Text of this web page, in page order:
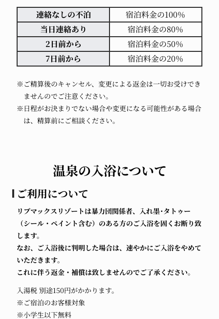
連絡なしの不泊
宿泊料金の100％
当日連絡あり
宿泊料金の80％
2日前から
宿泊料金の50％
7日前から
宿泊料金の20％
※ご精算後のキャンセル、変更による返金は一切お受けでき
ませんのでご注意ください。
※日程がお決まりでない場合や変更になる可能性がある場合
は、精算前にご相談ください。
温泉の入浴について
ご利用について
リブマックスリゾートは暴力団関係者、入れ墨･タトゥー
（シール・ペイント含む）のある方のご入浴を固くお断り致
します。
なお、ご入浴後に判明した場合は、速やかにご入浴をやめて
いただきます。
これに伴う返金・補償は致しませんのでご了承ください。
入湯税 別途150円がかかります。
※ご宿泊のお客様対象
※小学生以下無料